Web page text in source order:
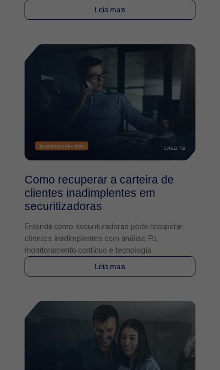
Leia mais
Como recuperar a carteira de
clientes inadimplentes em
securitizadoras
Entenda como securitizadoras pode recuperar
clientes inadimplentes com análise PJ,
monitoramento contínuo e tecnologia.
Leia mais